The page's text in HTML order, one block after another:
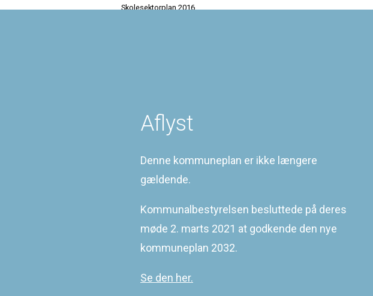
Skolesektorplan 2016
Aflyst
Denne kommuneplan er ikke længere
gældende.
Kommunalbestyrelsen besluttede på deres
møde 2. marts 2021 at godkende den nye
kommuneplan 2032.
Se den her.
Sidst redigeret 16-03-2021
KOMMUNEQARFIK SERMERSOOQ